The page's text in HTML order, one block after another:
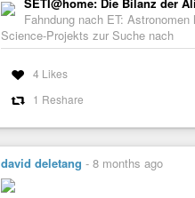
Fahndung nach ET:
Science-Projekts zur Suche nach
4 Likes
1 Reshare
david deletang - 8 months ago